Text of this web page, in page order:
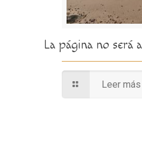
La página no será
Leer más